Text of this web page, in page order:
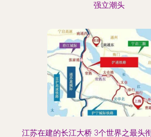
强立潮头
江苏在建的长江大桥 3个世界之最头